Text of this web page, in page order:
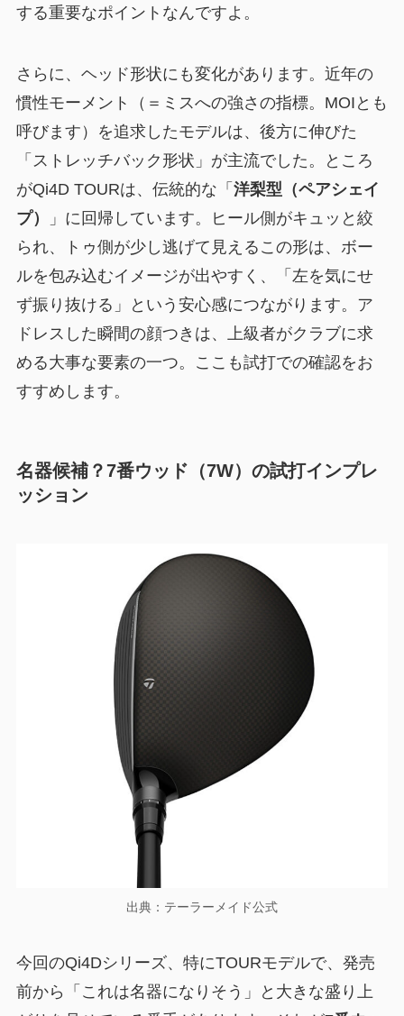
する重要なポイントなんですよ。
さらに、ヘッド形状にも変化があります。近年の
慣性モーメント（＝ミスへの強さの指標。MOIとも
呼びます）を追求したモデルは、後方に伸びた
「ストレッチバック形状」が主流でした。ところ
がQi4D TOURは、伝統的な「 洋梨型（ペアシェイ
プ）
」に回帰しています。ヒール側がキュッと絞
られ、トゥ側が少し逃げて見えるこの形は、ボー
ルを包み込むイメージが出やすく、「左を気にせ
ず振り抜ける」という安心感につながります。ア
ドレスした瞬間の顔つきは、上級者がクラブに求
める大事な要素の一つ。ここも試打での確認をお
すすめします。
名器候補？7番ウッド（7W）の試打インプレ
ッション
出典：テーラーメイド公式
今回のQi4Dシリーズ、特にTOURモデルで、発売
前から「これは名器になりそう」と大きな盛り上